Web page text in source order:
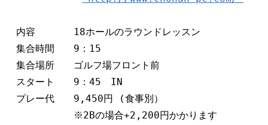
内容　　　　18ホールのラウンドレッスン
集合時間　　9：15
集合場所　　ゴルフ場フロント前
スタート　　9：45　IN
プレー代　　9,450円 (食事別）
※2Bの場合+2,200円かかります